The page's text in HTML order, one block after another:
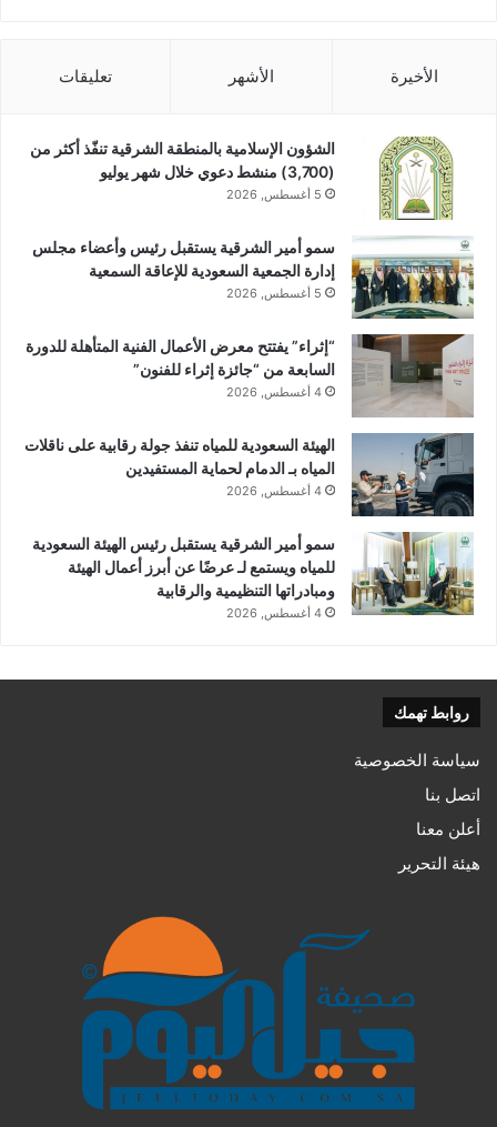
الأخيرة الأشهر تعليقات
الشؤون الإسلامية بالمنطقة الشرقية تنفّذ أكثر من
(3,700) منشط دعوي خلال شهر يوليو
5 أغسطس, 2026
سمو أمير الشرقية يستقبل رئيس وأعضاء مجلس
إدارة الجمعية السعودية للإعاقة السمعية
5 أغسطس, 2026
“إثراء” يفتتح معرض الأعمال الفنية المتأهلة للدورة
السابعة من “جائزة إثراء للفنون”
4 أغسطس, 2026
الهيئة السعودية للمياه تنفذ جولة رقابية على ناقلات
المياه بـ الدمام لحماية المستفيدين
4 أغسطس, 2026
سمو أمير الشرقية يستقبل رئيس الهيئة السعودية
للمياه ويستمع لـ عرضًا عن أبرز أعمال الهيئة
ومبادراتها التنظيمية والرقابية
4 أغسطس, 2026
روابط تهمك
سياسة الخصوصية
اتصل بنا
أعلن معنا
هيئة التحرير